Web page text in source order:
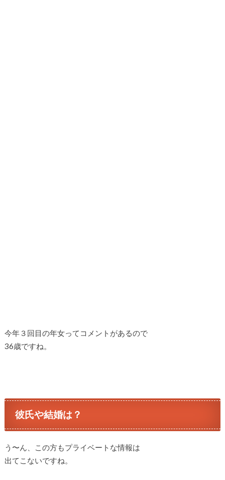
今年３回目の年女ってコメントがあるので
36歳ですね。
彼氏や結婚は？
う〜ん、この方もプライベートな情報は
出てこないですね。